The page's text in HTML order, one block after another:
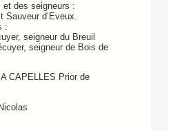
et des seigneurs :
Sauveur d’Eveux.
:
seigneur du Breuil
seigneur de Bois de
CAPELLES Prior de